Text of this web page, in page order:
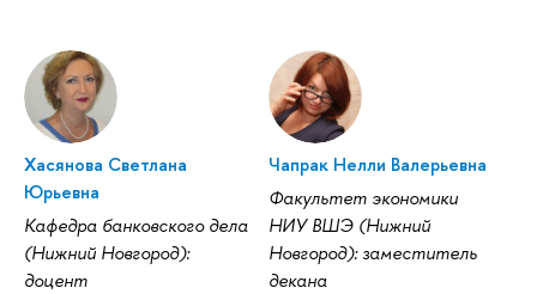
Хасянова Светлана
Юрьевна
Кафедра банковского дела
(Нижний Новгород):
доцент
Чапрак Нелли Валерьевна
Факультет экономики
НИУ ВШЭ (Нижний
Новгород): заместитель
декана